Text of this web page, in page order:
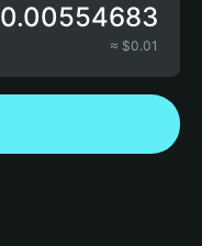
0.00554683
≈ $0.01